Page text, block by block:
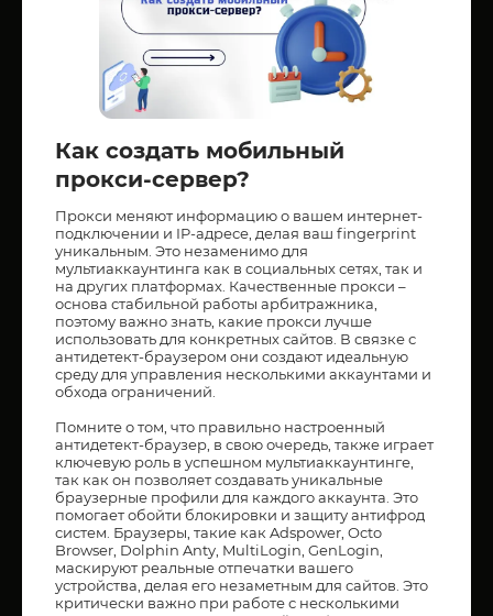
Как создать мобильный
прокси-сервер?
Прокси меняют информацию о вашем интернет-
подключении и IP-адресе, делая ваш fingerprint
уникальным. Это незаменимо для
мультиаккаунтинга как в социальных сетях, так и
на других платформах. Качественные прокси –
основа стабильной работы арбитражника,
поэтому важно знать, какие прокси лучше
использовать для конкретных сайтов. В связке с
антидетект-браузером они создают идеальную
среду для управления несколькими аккаунтами и
обхода ограничений.
Помните о том, что правильно настроенный
антидетект-браузер, в свою очередь, также играет
ключевую роль в успешном мультиаккаунтинге,
так как он позволяет создавать уникальные
браузерные профили для каждого аккаунта. Это
помогает обойти блокировки и защиту антифрод
систем. Браузеры, такие как Adspower, Octo
Browser, Dolphin Anty, MultiLogin, GenLogin,
маскируют реальные отпечатки вашего
устройства, делая его незаметным для сайтов. Это
критически важно при работе с несколькими